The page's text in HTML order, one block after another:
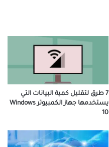
7 طرق لتقليل كمية البيانات التي
يستخدمها جهاز الكمبيوتر Windows
10